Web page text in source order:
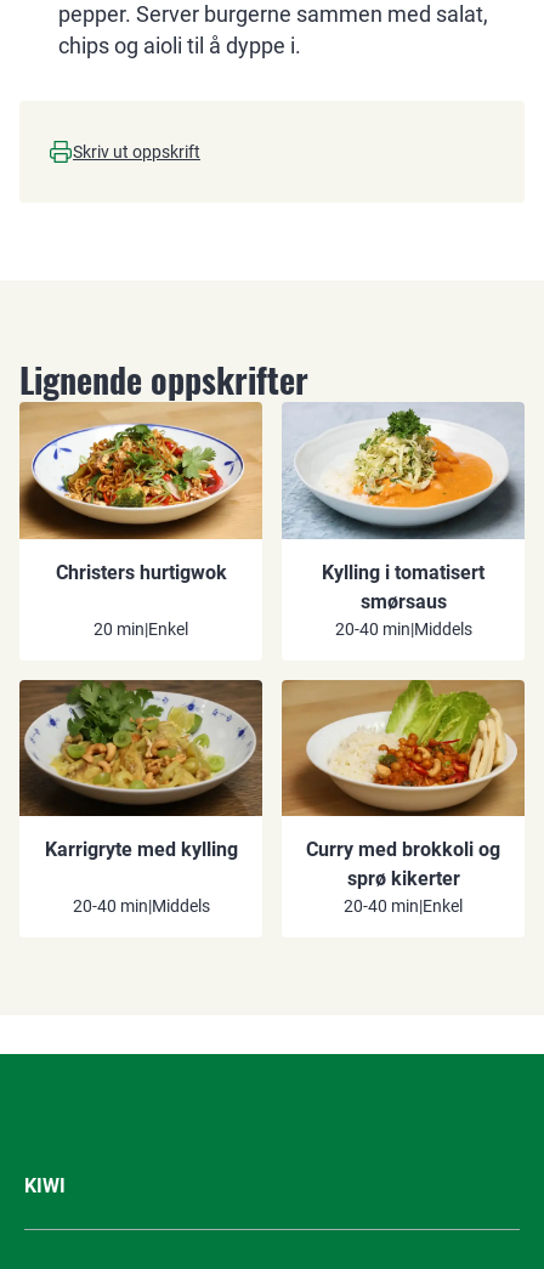
pepper. Server burgerne sammen med salat,
chips og aioli til å dyppe i.
Skriv ut oppskrift
Lignende oppskrifter
Christers hurtigwok
20 min|Enkel
Kylling i tomatisert
smørsaus
20-40 min|Middels
Karrigryte med kylling
20-40 min|Middels
Curry med brokkoli og
sprø kikerter
20-40 min|Enkel
KIWI